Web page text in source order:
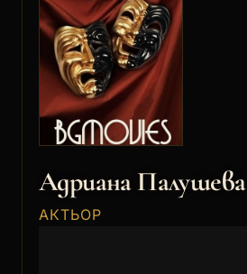
Адриана Палушева
АКТЬОР